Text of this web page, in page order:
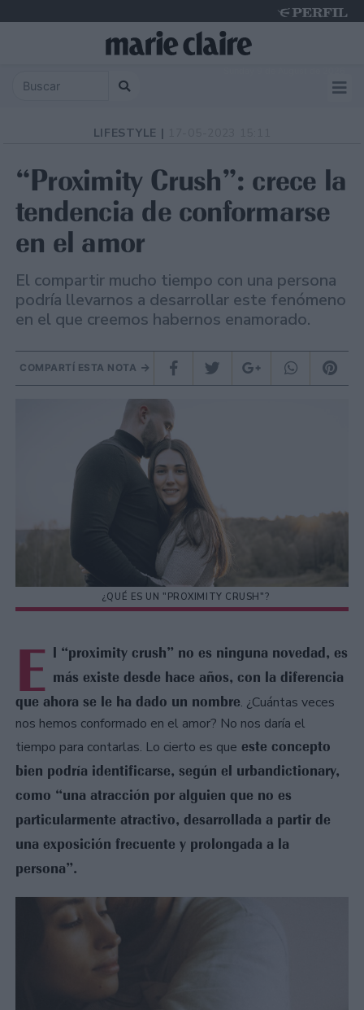
LIFESTYLE |
“Proximity Crush”: crece la
tendencia de conformarse
en el amor
El compartir mucho tiempo con una persona
podría llevarnos a desarrollar este fenómeno
en el que creemos habernos enamorado.
COMPARTÍ ESTA NOTA
¿QUÉ ES UN "PROXIMITY CRUSH"?
E l “proximity crush” no es ninguna novedad, es
más existe desde hace años, con la diferencia
que ahora se le ha dado un nombre. ¿Cuántas veces
nos hemos conformado en el amor? No nos daría el
tiempo para contarlas. Lo cierto es que este concepto
bien podría identificarse, según el urbandictionary,
como “una atracción por alguien que no es
particularmente atractivo, desarrollada a partir de
una exposición frecuente y prolongada a la
persona”.